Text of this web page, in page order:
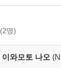
(2명)
이와모토 나오